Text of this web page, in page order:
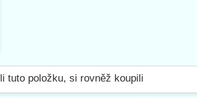
tuto položku, si rovněž koupili